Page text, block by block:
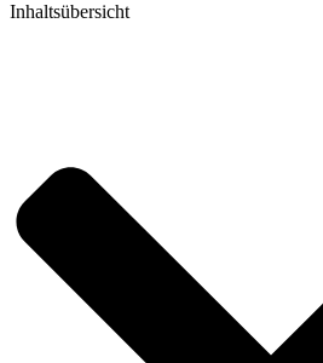
Inhaltsübersicht